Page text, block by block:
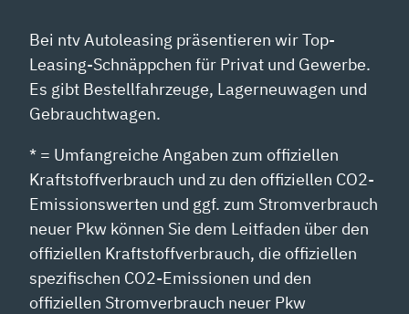
Bei ntv Autoleasing präsentieren wir Top-
Leasing-Schnäppchen für Privat und Gewerbe.
Es gibt Bestellfahrzeuge, Lagerneuwagen und
Gebrauchtwagen.
* = Umfangreiche Angaben zum offiziellen
Kraftstoffverbrauch und zu den offiziellen CO2-
Emissionswerten und ggf. zum Stromverbrauch
neuer Pkw können Sie dem Leitfaden über den
offiziellen Kraftstoffverbrauch, die offiziellen
spezifischen CO2-Emissionen und den
offiziellen Stromverbrauch neuer Pkw